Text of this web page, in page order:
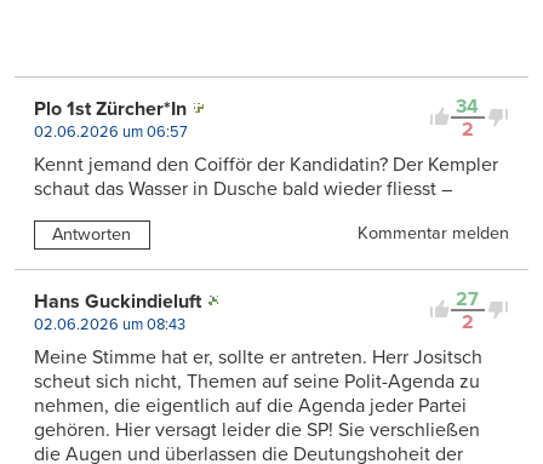
34
2
Plo 1st Zürcher*In
02.06.2026 um 06:57
Kennt jemand den Coifför der Kandidatin? Der Kempler
schaut das Wasser in Dusche bald wieder fliesst –
Antworten Kommentar melden
27
2
Hans Guckindieluft
02.06.2026 um 08:43
Meine Stimme hat er, sollte er antreten. Herr Jositsch
scheut sich nicht, Themen auf seine Polit-Agenda zu
nehmen, die eigentlich auf die Agenda jeder Partei
gehören. Hier versagt leider die SP! Sie verschließen
die Augen und überlassen die Deutungshoheit der